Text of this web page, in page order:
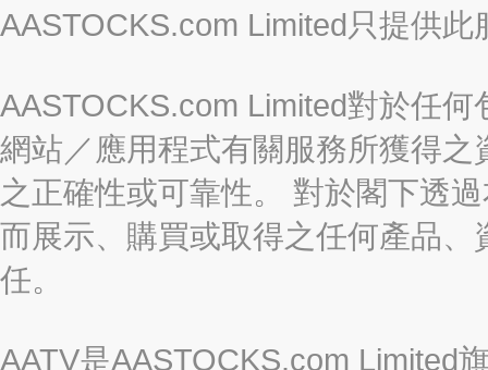
AASTOCKS.com Limited只提供
AASTOCKS.com Limited對於任
網站／應用程式有關服務所獲得
之正確性或可靠性。 對於閣下透
而展示、購買或取得之任何產品
任。
AATV是AASTOCKS.com Limited